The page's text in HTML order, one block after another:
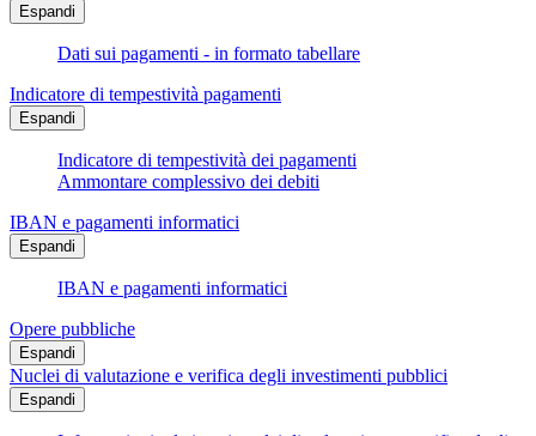
Espandi
Dati sui pagamenti - in formato tabellare
Indicatore di tempestività pagamenti
Espandi
Indicatore di tempestività dei pagamenti
Ammontare complessivo dei debiti
IBAN e pagamenti informatici
Espandi
IBAN e pagamenti informatici
Opere pubbliche
Espandi
Nuclei di valutazione e verifica degli investimenti pubblici
Espandi